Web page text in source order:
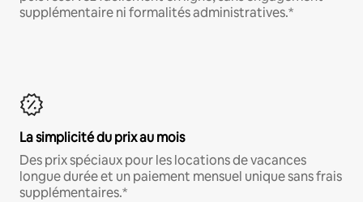
supplémentaire ni formalités administratives.*
La simplicité du prix au mois
Des prix spéciaux pour les locations de vacances
longue durée et un paiement mensuel unique sans frais
supplémentaires.*